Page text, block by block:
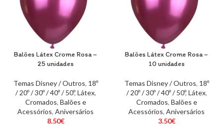
Balões Látex Crome Rosa –
25 unidades
Temas Disney / Outros, 18º
/ 20º / 30º / 40º / 50º, Látex,
Cromados, Balões e
Acessórios, Aniversários
8.50€
Balões Látex Crome Rosa –
10 unidades
Temas Disney / Outros, 18º
/ 20º / 30º / 40º / 50º, Látex,
Cromados, Balões e
Acessórios, Aniversários
3.50€